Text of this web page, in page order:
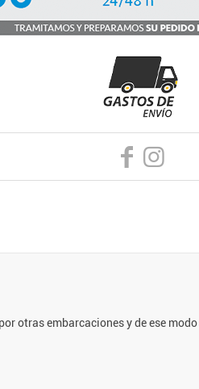
otras embarcaciones y de ese modo